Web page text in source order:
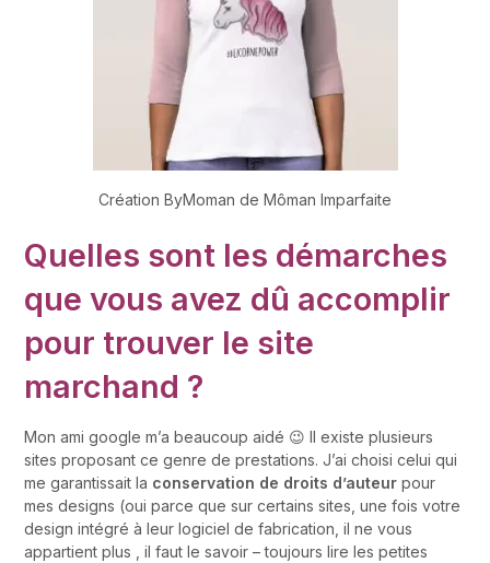
Création ByMoman de Môman Imparfaite
Quelles sont les démarches
que vous avez dû accomplir
pour trouver le site
marchand ?
Mon ami google m’a beaucoup aidé 😉 Il existe plusieurs
sites proposant ce genre de prestations. J’ai choisi celui qui
me garantissait la conservation de droits d’auteur pour
mes designs (oui parce que sur certains sites, une fois votre
design intégré à leur logiciel de fabrication, il ne vous
appartient plus , il faut le savoir – toujours lire les petites